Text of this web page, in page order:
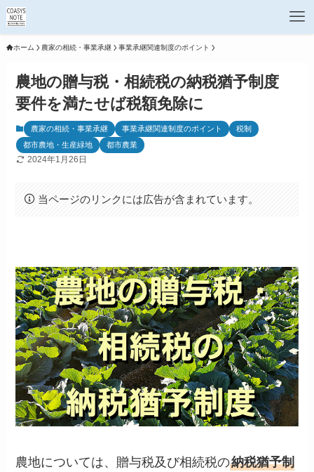
ホーム 農家の相続・事業承継 事業承継関連制度のポイント
農地の贈与税・相続税の納税猶予制度
要件を満たせば税額免除に
農家の相続・事業承継 事業承継関連制度のポイント
税制
都市農地・生産緑地
都市農業
2024年1月26日
当ページのリンクには広告が含まれています。
農地については、贈与税及び相続税の納税猶予制